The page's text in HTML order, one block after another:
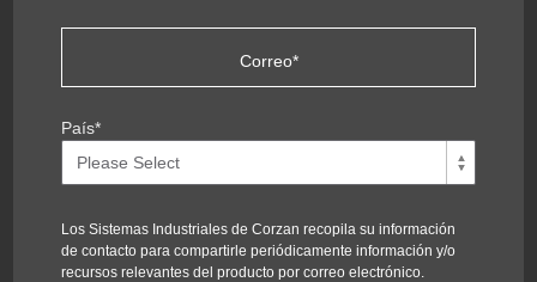
País*
Los Sistemas Industriales de Corzan recopila su información
de contacto para compartirle periódicamente información y/o
recursos relevantes del producto por correo electrónico.